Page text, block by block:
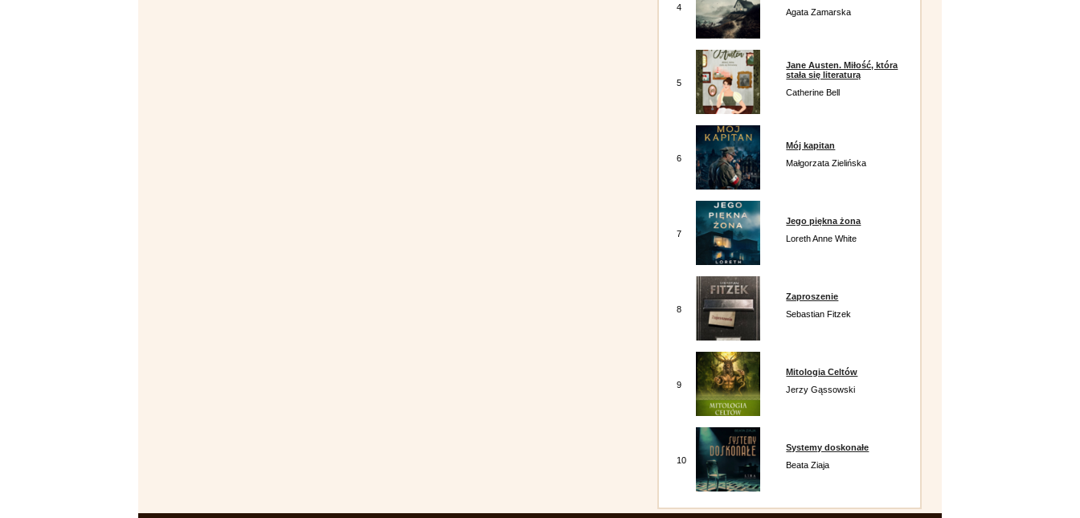
4
Agata Zamarska
5
Jane Austen. Miłość, która
stała się literaturą
Catherine Bell
6
Mój kapitan
Małgorzata Zielińska
7
Jego piękna żona
Loreth Anne White
8
Zaproszenie
Sebastian Fitzek
9
Mitologia Celtów
Jerzy Gąssowski
10
Systemy doskonałe
Beata Ziaja